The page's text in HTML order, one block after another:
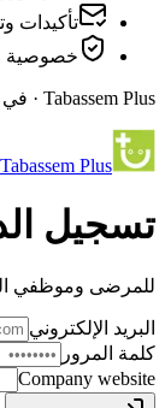
تأكيدات
خصوصية
Tabassem Plus · في خدمة المنطقة الشرقية من السعودية
Tabassem Plus
تسجيل
للمرضى وموظفي
البريد الإلكتروني
كلمة المرور
Company website